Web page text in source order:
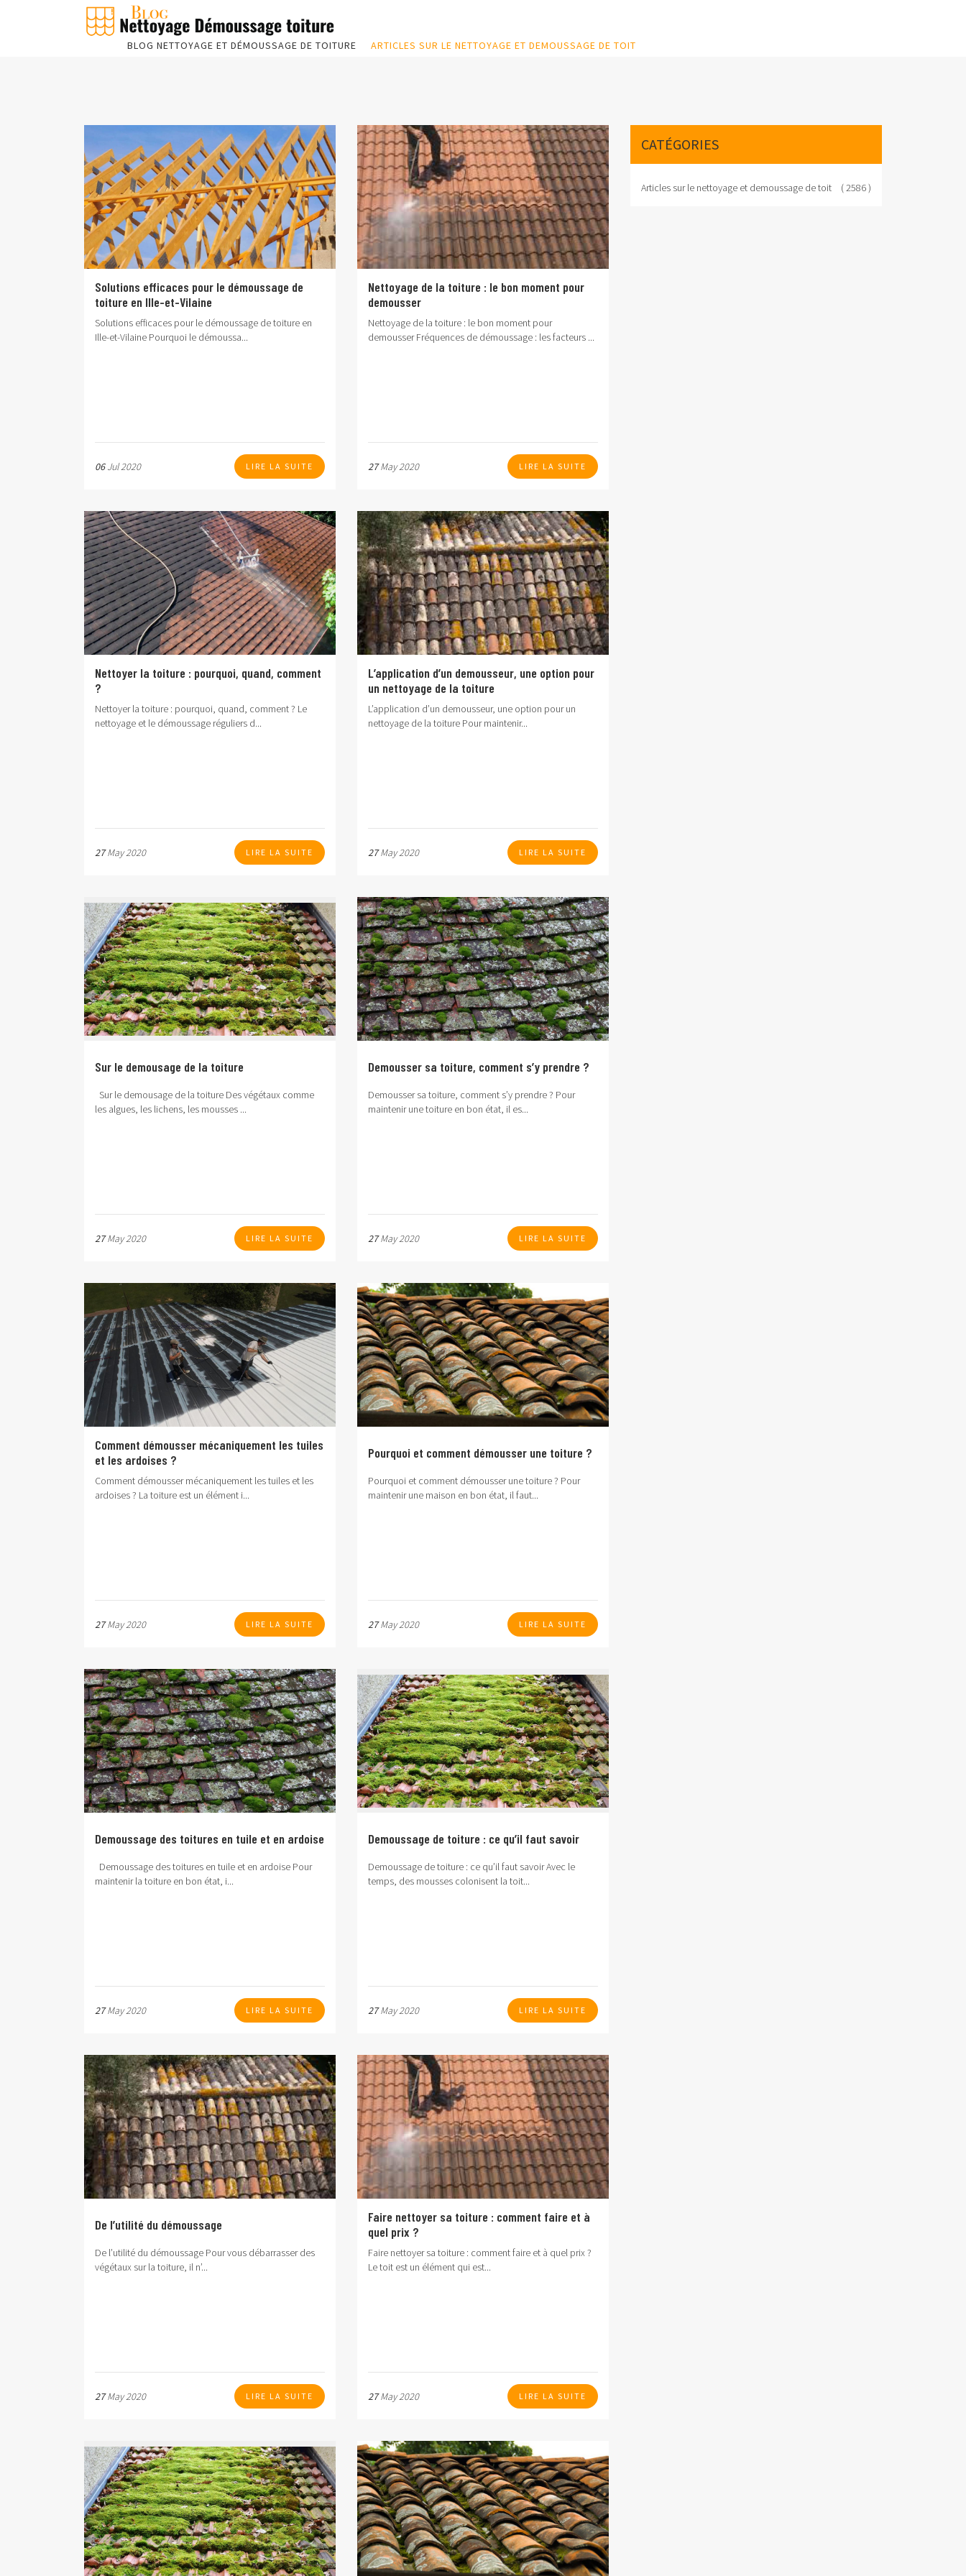
BLOG NETTOYAGE ET DÉMOUSSAGE DE TOITURE ARTICLES SUR LE NETTOYAGE ET DEMOUSSAGE DE TOIT
Solutions efficaces pour le démoussage de
toiture en Ille-et-Vilaine
Solutions efficaces pour le démoussage de toiture en
Ille-et-Vilaine Pourquoi le démoussa...
06Jul 2020 LIRE LA SUITE
Nettoyage de la toiture : le bon moment pour
demousser
Nettoyage de la toiture : le bon moment pour
demousser Fréquences de démoussage : les facteurs ...
27May 2020 LIRE LA SUITE
Nettoyer la toiture : pourquoi, quand, comment
?
Nettoyer la toiture : pourquoi, quand, comment ? Le
nettoyage et le démoussage réguliers d...
27May 2020 LIRE LA SUITE
L’application d’un demousseur, une option pour
un nettoyage de la toiture
L’application d’un demousseur, une option pour un
nettoyage de la toiture Pour maintenir...
27May 2020 LIRE LA SUITE
Sur le demousage de la toiture
Sur le demousage de la toiture Des végétaux comme
les algues, les lichens, les mousses ...
27May 2020 LIRE LA SUITE
Demousser sa toiture, comment s’y prendre ?
Demousser sa toiture, comment s’y prendre ? Pour
maintenir une toiture en bon état, il es...
27May 2020 LIRE LA SUITE
Comment démousser mécaniquement les tuiles
et les ardoises ?
Comment démousser mécaniquement les tuiles et les
ardoises ? La toiture est un élément i...
27May 2020 LIRE LA SUITE
Pourquoi et comment démousser une toiture ?
Pourquoi et comment démousser une toiture ? Pour
maintenir une maison en bon état, il faut...
27May 2020 LIRE LA SUITE
Demoussage des toitures en tuile et en ardoise
Demoussage des toitures en tuile et en ardoise Pour
maintenir la toiture en bon état, i...
27May 2020 LIRE LA SUITE
Demoussage de toiture : ce qu’il faut savoir
Demoussage de toiture : ce qu’il faut savoir Avec le
temps, des mousses colonisent la toit...
27May 2020 LIRE LA SUITE
De l’utilité du démoussage
De l’utilité du démoussage Pour vous débarrasser des
végétaux sur la toiture, il n’...
27May 2020 LIRE LA SUITE
Faire nettoyer sa toiture : comment faire et à
quel prix ?
Faire nettoyer sa toiture : comment faire et à quel prix ?
Le toit est un élément qui est...
27May 2020 LIRE LA SUITE
CATÉGORIES
Articles sur le nettoyage et demoussage de toit ( 2586 )